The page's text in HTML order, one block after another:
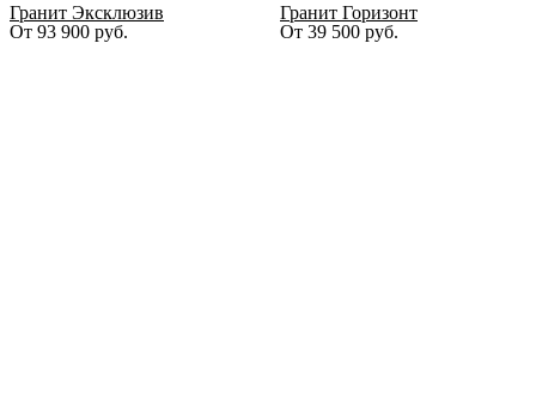
Гранит Эксклюзив
От 93 900 руб.
Гранит Горизонт
От 39 500 руб.